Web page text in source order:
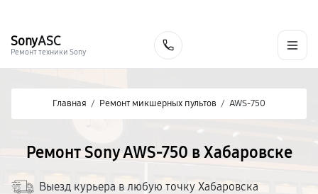
SonyASC
Ремонт техники Sony
Главная / Ремонт микшерных пультов / AWS-750
Ремонт Sony AWS-750 в Хабаровске
Выезд курьера в любую точку Хабаровска